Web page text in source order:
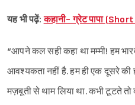
यह भी पढ़ें:कहानी- ग्रेट पापा
“आपने कल सही कहा था मम्मी! हम
आवश्यकता नहीं है. हम ही एक दूसरे की
मज़बूती से थाम लिया था. कभी टूटते तो